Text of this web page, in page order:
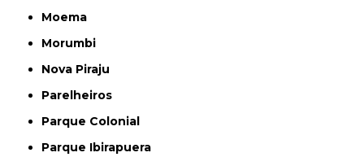
Moema
Morumbi
Nova Piraju
Parelheiros
Parque Colonial
Parque Ibirapuera